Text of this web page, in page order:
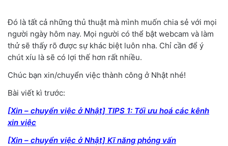
Đó là tất cả những thủ thuật mà mình muốn chia sẻ với mọi
người ngày hôm nay. Mọi người có thể bật webcam và làm
thử sẽ thấy rõ được sự khác biệt luôn nha. Chỉ cần để ý
chút xíu là sẽ có lợi thế hơn rất nhiều.
Chúc bạn xin/chuyển việc thành công ở Nhật nhé!
Bài viết kì trước:
[Xin – chuyển việc ở Nhật] TIPS 1: Tối ưu hoá các kênh
xin việc
[Xin – chuyển việc ở Nhật] Kĩ năng phỏng vấn